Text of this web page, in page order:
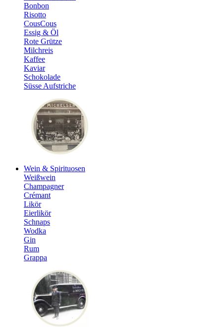
Bonbon
Risotto
CousCous
Essig & Öl
Rote Grütze
Milchreis
Kaffee
Kaviar
Schokolade
Süsse Aufstriche
Wein & Spirituosen
Weißwein
Champagner
Crémant
Likör
Eierlikör
Schnaps
Wodka
Gin
Rum
Grappa